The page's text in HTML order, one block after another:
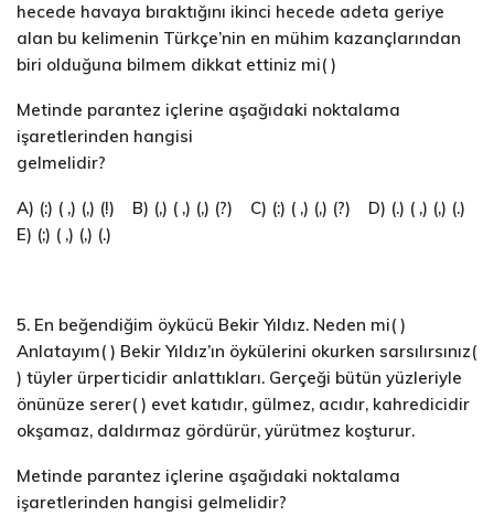
hecede havaya bıraktığını ikinci hecede adeta geriye
alan bu kelimenin Türkçe’nin en mühim kazançlarından
biri olduğuna bilmem dikkat ettiniz mi( )
Metinde parantez içlerine aşağıdaki noktalama
işaretlerinden hangisi
gelmelidir?
A) (:) ( ,) (,) (!) B) (,) ( ,) (,) (?) C) (:) ( ,) (,) (?) D) (.) ( ,) (,) (.)
E) (;) ( ,) (,) (.)
5. En beğendiğim öykücü Bekir Yıldız. Neden mi( )
Anlatayım( ) Bekir Yıldız’ın öykülerini okurken sarsılırsınız(
) tüyler ürperticidir anlattıkları. Gerçeği bütün yüzleriyle
önünüze serer( ) evet katıdır, gülmez, acıdır, kahredicidir
okşamaz, daldırmaz gördürür, yürütmez koşturur.
Metinde parantez içlerine aşağıdaki noktalama
işaretlerinden hangisi gelmelidir?